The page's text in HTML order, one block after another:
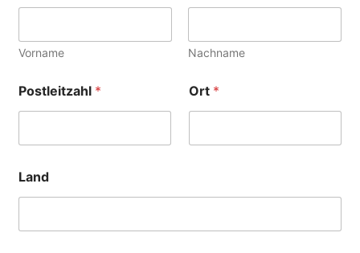
Vorname Nachname
Postleitzahl * Ort *
Land